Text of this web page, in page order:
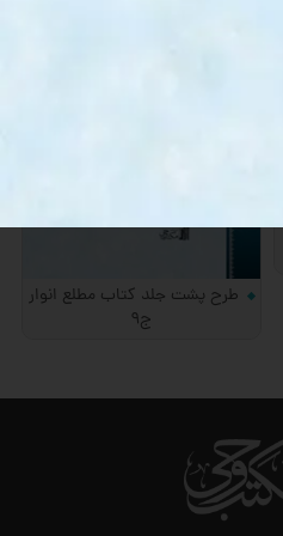
طرح پشت جلد کتاب مطلع انوار
ج9